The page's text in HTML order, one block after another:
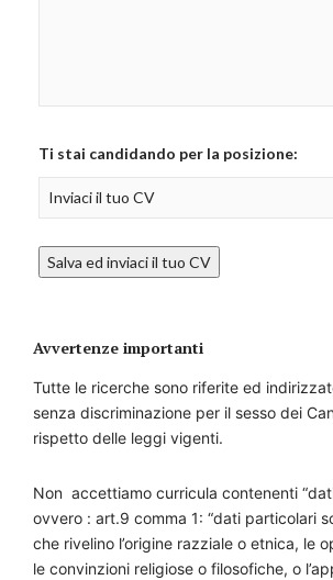
Ti stai candidando per la posizione:
Avvertenze importanti
Tutte le ricerche sono riferite ed
senza discriminazione per il sesso dei
rispetto delle leggi vigenti.
Non accettiamo curricula contenenti
ovvero : art.9 comma 1: “dati particolari
che rivelino l’origine razziale o etnica, le
le convinzioni religiose o filosofiche, o